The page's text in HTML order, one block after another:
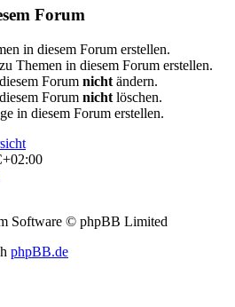
Forum
in diesem Forum erstellen.
Themen in diesem Forum erstellen.
Forum nicht ändern.
Forum nicht löschen.
in diesem Forum erstellen.
Software © phpBB Limited
phpBB.de